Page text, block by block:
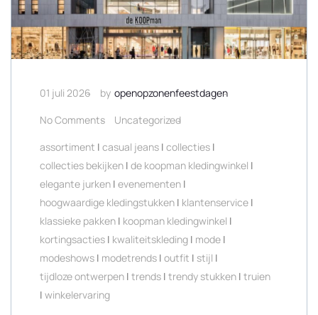
01 juli 2026 by openopzonenfeestdagen
No Comments
Uncategorized
assortiment | casual jeans | collecties |
collecties bekijken | de koopman kledingwinkel |
elegante jurken | evenementen |
hoogwaardige kledingstukken | klantenservice |
klassieke pakken | koopman kledingwinkel |
kortingsacties | kwaliteitskleding | mode |
modeshows | modetrends | outfit | stijl |
tijdloze ontwerpen | trends | trendy stukken | truien
| winkelervaring